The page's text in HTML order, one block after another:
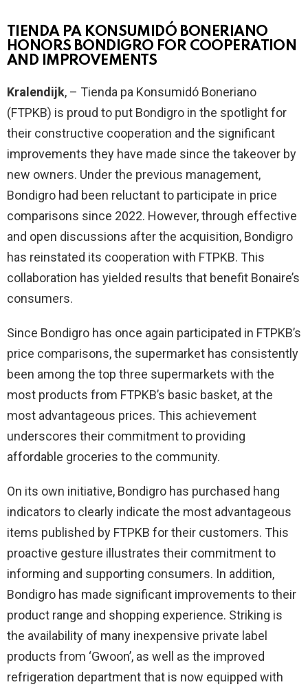
TIENDA PA KONSUMIDÓ BONERIANO
HONORS BONDIGRO FOR COOPERATION
AND IMPROVEMENTS
Kralendijk, – Tienda pa Konsumidó Boneriano
(FTPKB) is proud to put Bondigro in the spotlight for
their constructive cooperation and the significant
improvements they have made since the takeover by
new owners. Under the previous management,
Bondigro had been reluctant to participate in price
comparisons since 2022. However, through effective
and open discussions after the acquisition, Bondigro
has reinstated its cooperation with FTPKB. This
collaboration has yielded results that benefit Bonaire’s
consumers.
Since Bondigro has once again participated in FTPKB’s
price comparisons, the supermarket has consistently
been among the top three supermarkets with the
most products from FTPKB’s basic basket, at the
most advantageous prices. This achievement
underscores their commitment to providing
affordable groceries to the community.
On its own initiative, Bondigro has purchased hang
indicators to clearly indicate the most advantageous
items published by FTPKB for their customers. This
proactive gesture illustrates their commitment to
informing and supporting consumers. In addition,
Bondigro has made significant improvements to their
product range and shopping experience. Striking is
the availability of many inexpensive private label
products from ‘Gwoon’, as well as the improved
refrigeration department that is now equipped with